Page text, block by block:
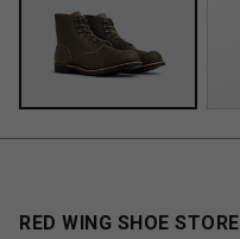
RED WING SHOE STORE